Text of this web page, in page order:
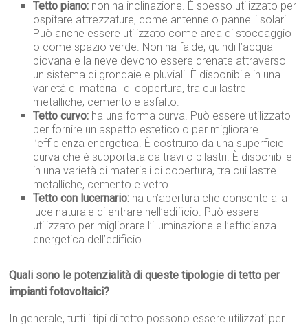
Tetto piano: non ha inclinazione. È spesso utilizzato per
ospitare attrezzature, come antenne o pannelli solari.
Può anche essere utilizzato come area di stoccaggio
o come spazio verde. Non ha falde, quindi l’acqua
piovana e la neve devono essere drenate attraverso
un sistema di grondaie e pluviali. È disponibile in una
varietà di materiali di copertura, tra cui lastre
metalliche, cemento e asfalto.
Tetto curvo: ha una forma curva. Può essere utilizzato
per fornire un aspetto estetico o per migliorare
l’efficienza energetica. È costituito da una superficie
curva che è supportata da travi o pilastri. È disponibile
in una varietà di materiali di copertura, tra cui lastre
metalliche, cemento e vetro.
Tetto con lucernario: ha un’apertura che consente alla
luce naturale di entrare nell’edificio. Può essere
utilizzato per migliorare l’illuminazione e l’efficienza
energetica dell’edificio.
Quali sono le potenzialità di queste tipologie di tetto per
impianti fotovoltaici?
In generale, tutti i tipi di tetto possono essere utilizzati per